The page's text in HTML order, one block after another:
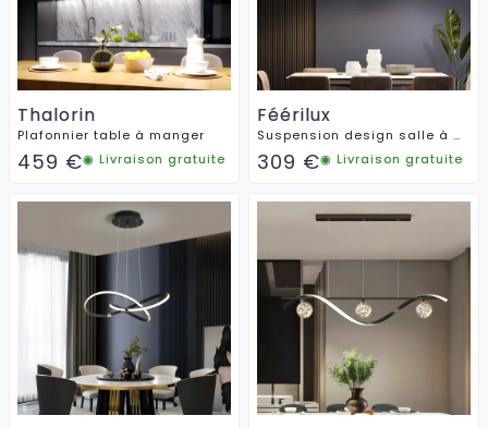
Thalorin
Plafonnier table à manger
459 €◉ Livraison gratuite
Féérilux
Suspension design salle à manger
309 €◉ Livraison gratuite